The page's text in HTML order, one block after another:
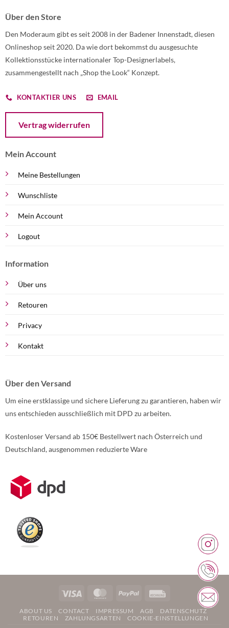
Über den Store
Den Moderaum gibt es seit 2008 in der Badener Innenstadt, diesen
Onlineshop seit 2020. Da wie dort bekommst du ausgesuchte
Kollektionsstücke internationaler Top-Designerlabels,
zusammengestellt nach „Shop the Look“ Konzept.
KONTAKTIER UNS EMAIL
Vertrag widerrufen
Mein Account
Meine Bestellungen
Wunschliste
Mein Account
Logout
Information
Über uns
Retouren
Privacy
Kontakt
Über den Versand
Um eine erstklassige und sichere Lieferung zu garantieren, haben wir
uns entschieden ausschließlich mit DPD zu arbeiten.
Kostenloser Versand ab 150€ Bestellwert nach Österreich und
Deutschland, ausgenommen reduzierte Ware
Weitere Informationen über den gesperrten Inhalt.
Visa MasterCardPayPal
ABOUT US CONTACT IMPRESSUM AGB
DATENSCHUTZ
RETOUREN
ZAHLUNGSARTEN COOKIE-EINSTELLUNGEN